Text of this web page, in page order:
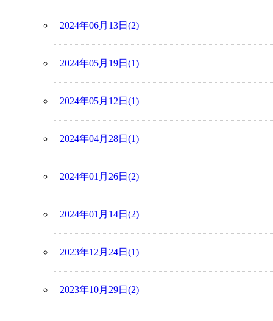
2024年06月13日(2)
2024年05月19日(1)
2024年05月12日(1)
2024年04月28日(1)
2024年01月26日(2)
2024年01月14日(2)
2023年12月24日(1)
2023年10月29日(2)